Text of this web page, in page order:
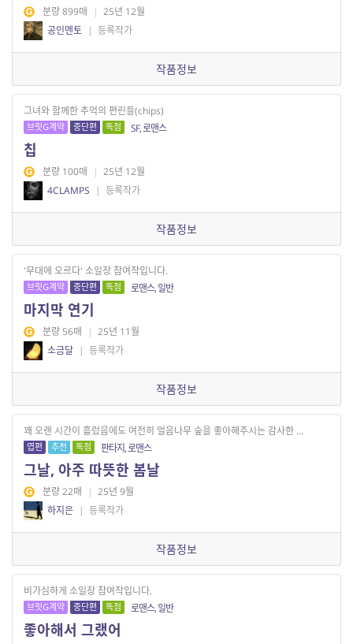
분량 899매 | 25년 12월
공인멘토 | 등록작가
작품정보
그녀와 함께한 추억의 편린들(chips)
브릿G계약 중단편 독점 SF, 로맨스
칩
분량 100매 | 25년 12월
4CLAMPS
| 등록작가
작품정보
'무대에 오르다' 소일장 참여작입니다.
브릿G계약 중단편 독점 로맨스, 일반
마지막 연기
분량 56매 | 25년 11월
소금달 | 등록작가
작품정보
꽤 오랜 시간이 흘렀음에도 여전히 얼음나무 숲을 좋아해주시는 감사한 ...
엽편 추천 독점 판타지, 로맨스
그날, 아주 따뜻한 봄날
분량 22매 | 25년 9월
하지은 | 등록작가
작품정보
비가심하게 소일장 참여작입니다.
브릿G계약 중단편 독점 로맨스, 일반
좋아해서 그랬어